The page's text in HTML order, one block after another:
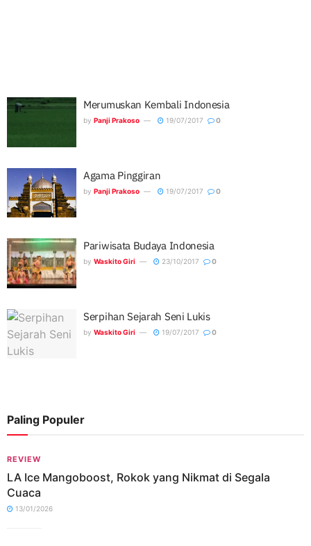
Merumuskan Kembali Indonesia
by Panji Prakoso 19/07/2017 0
Agama Pinggiran
by Panji Prakoso 19/07/2017 0
Pariwisata Budaya Indonesia
by Waskito Giri 23/10/2017 0
Serpihan Sejarah Seni Lukis
by Waskito Giri 19/07/2017 0
Paling Populer
REVIEW
LA Ice Mangoboost, Rokok yang Nikmat di Segala
Cuaca
13/01/2026